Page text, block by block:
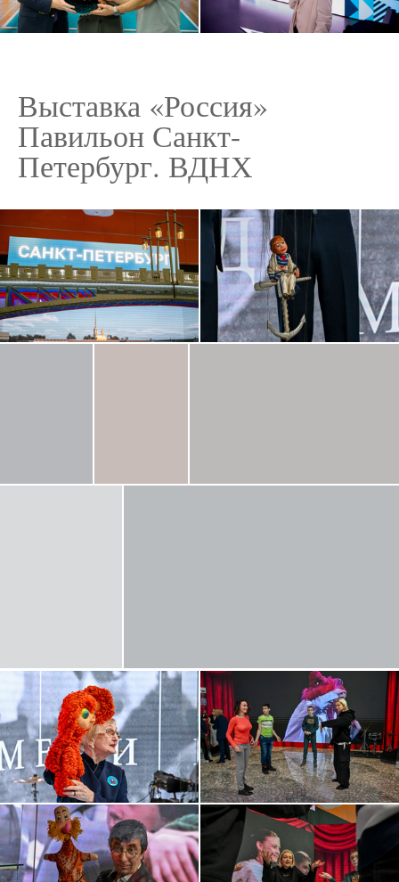
Выставка «Россия»
Павильон Санкт-
Петербург. ВДНХ